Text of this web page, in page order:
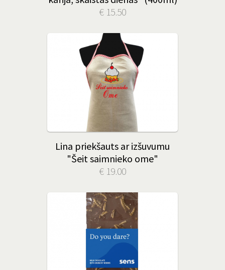
€ 15.50
Lina priekšauts ar izšuvumu
"Šeit saimnieko ome"
€ 19.00